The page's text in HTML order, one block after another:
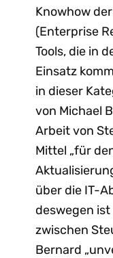
Knowhow
(Enterprise
Tools, die in
Einsatz
in dieser
von Michael
Arbeit von
Mittel „für
über die IT-
deswegen
zwischen
Bernard